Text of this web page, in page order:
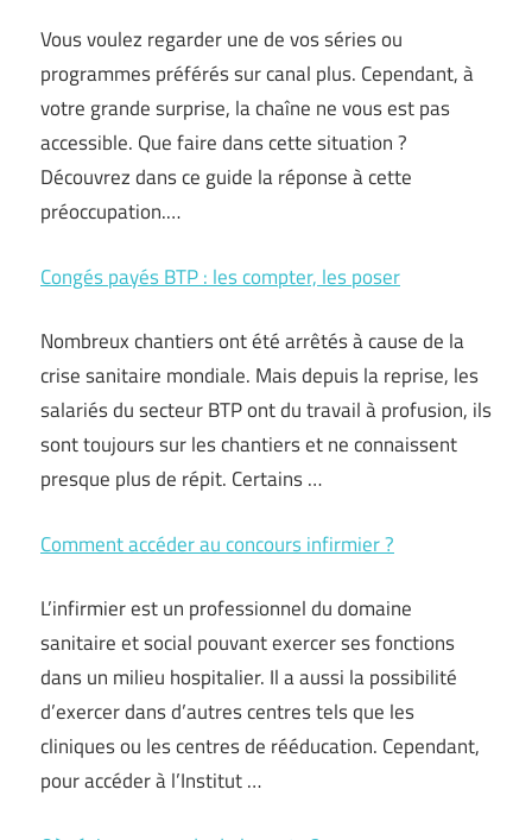
Vous voulez regarder une de vos séries ou
programmes préférés sur canal plus. Cependant, à
votre grande surprise, la chaîne ne vous est pas
accessible. Que faire dans cette situation ?
Découvrez dans ce guide la réponse à cette
préoccupation.…
Congés payés BTP : les compter, les poser
Nombreux chantiers ont été arrêtés à cause de la
crise sanitaire mondiale. Mais depuis la reprise, les
salariés du secteur BTP ont du travail à profusion, ils
sont toujours sur les chantiers et ne connaissent
presque plus de répit. Certains …
Comment accéder au concours infirmier ?
L’infirmier est un professionnel du domaine
sanitaire et social pouvant exercer ses fonctions
dans un milieu hospitalier. Il a aussi la possibilité
d’exercer dans d’autres centres tels que les
cliniques ou les centres de rééducation. Cependant,
pour accéder à l’Institut …